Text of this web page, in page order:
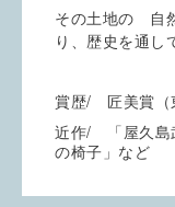
その土地の 自
り、歴史を通し
賞歴/ 匠美賞（
近作/ 「屋久島
の椅子」など